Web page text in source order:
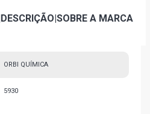
DESCRIÇÃO|SOBRE A MARCA
ORBI QUÍMICA
5930